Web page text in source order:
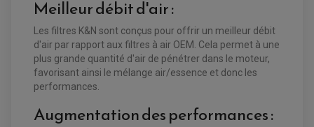
Meilleur débit d'air :
Les filtres K&N sont conçus pour offrir un meilleur débit
d'air par rapport aux filtres à air OEM. Cela permet à une
plus grande quantité d'air de pénétrer dans le moteur,
favorisant ainsi le mélange air/essence et donc les
performances.
Augmentation des performances :